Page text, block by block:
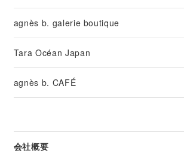
agnès b. galerie boutique
Tara Océan Japan
agnès b. CAFÉ
会社概要